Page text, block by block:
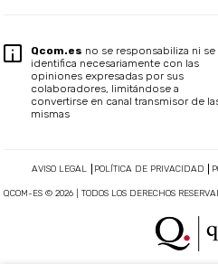
Qcom.es no se responsabiliza ni se
identifica necesariamente con las
opiniones expresadas por sus
colaboradores, limitándose a
convertirse en canal transmisor de
mismas
AVISO LEGAL POLÍTICA DE PRIVACIDAD
QCOM-ES © 2026 | TODOS LOS DERECHOS